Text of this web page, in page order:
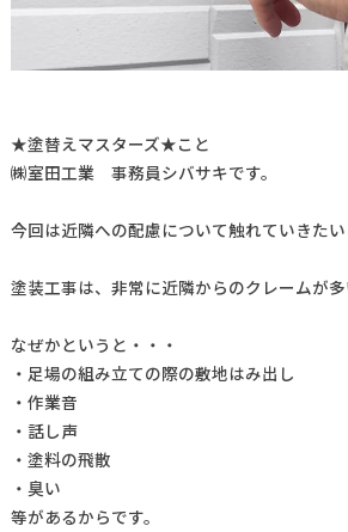
★塗替えマスターズ★こと
㈱室田工業 事務員シバサキです。
今回は近隣への配慮について触れていきたい
塗装工事は、非常に近隣からのクレームが多
なぜかというと・・・
・足場の組み立ての際の敷地はみ出し
・作業音
・話し声
・塗料の飛散
・臭い
等があるからです。